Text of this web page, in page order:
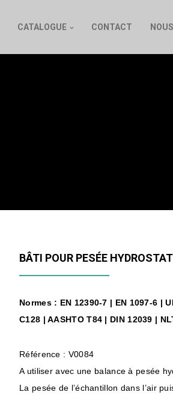
CATALOGUE CONTACT
BÂTI POUR PESÉE
Normes : EN 12390-7 | EN 1097-6 |
C128 | AASHTO T84 | DIN 12039 |
Référence : V0084
A utiliser avec une balance à pesée
La pesée de l’échantillon dans l’air